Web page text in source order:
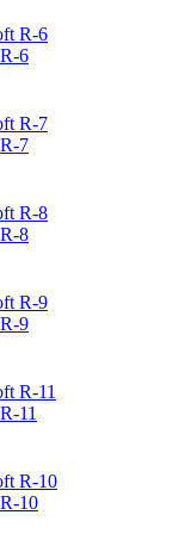
6
7
8
9
11
10